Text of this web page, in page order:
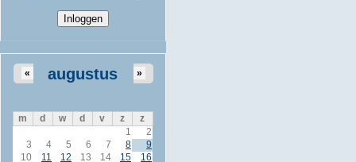
augustus
« »
m d w d v z
z
1
2
3
4 5 6 7 8
9
10
11 12 13 14 15
16